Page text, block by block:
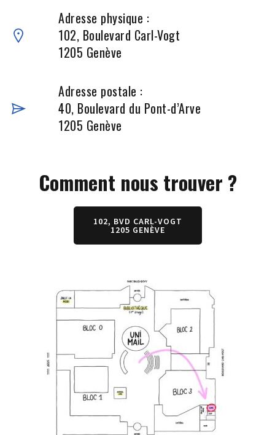
Adresse physique :
102, Boulevard Carl-Vogt
1205 Genève
Adresse postale :
40, Boulevard du Pont-d’Arve
1205 Genève
Comment nous trouver ?
102, BVD CARL-VOGT
1205 GENÈVE